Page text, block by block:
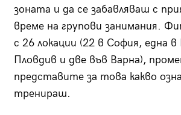
зоната и да се забавляваш с
време на групови занимания.
с 26 локации (22 в София, една в
Пловдив и две във Варна),
представите за това какво
тренираш.